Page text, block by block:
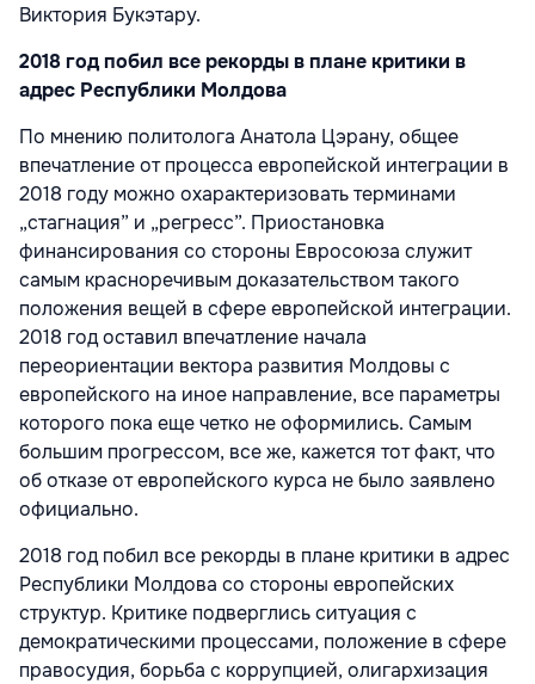
Виктория Букэтару.
2018 год побил все рекорды в плане критики в
адрес Республики Молдова
По мнению политолога Анатола Цэрану, общее
впечатление от процесса европейской интеграции в
2018 году можно охарактеризовать терминами
„стагнация” и „регресс”. Приостановка
финансирования со стороны Евросоюза служит
самым красноречивым доказательством такого
положения вещей в сфере европейской интеграции.
2018 год оставил впечатление начала
переориентации вектора развития Молдовы с
европейского на иное направление, все параметры
которого пока еще четко не оформились. Самым
большим прогрессом, все же, кажется тот факт, что
об отказе от европейского курса не было заявлено
официально.
2018 год побил все рекорды в плане критики в адрес
Республики Молдова со стороны европейских
структур. Критике подверглись ситуация с
демократическими процессами, положение в сфере
правосудия, борьба с коррупцией, олигархизация